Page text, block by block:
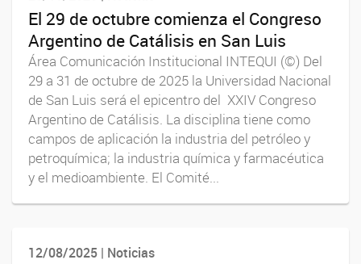
El 29 de octubre comienza el Congreso
Argentino de Catálisis en San Luis
Área Comunicación Institucional INTEQUI (©) Del
29 a 31 de octubre de 2025 la Universidad Nacional
de San Luis será el epicentro del XXIV Congreso
Argentino de Catálisis. La disciplina tiene como
campos de aplicación la industria del petróleo y
petroquímica; la industria química y farmacéutica
y el medioambiente. El Comité...
12/08/2025 | Noticias